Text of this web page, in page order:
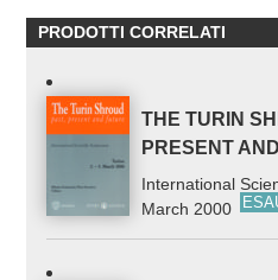
PRODOTTI CORRELATI
THE TURIN
PRESENT
International
March 2000